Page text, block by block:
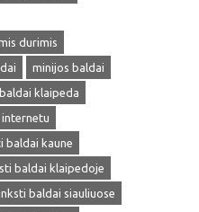
durimis
minijos baldai
klaipeda
baldai kaune
baldai klaipedoje
baldai siauliuose